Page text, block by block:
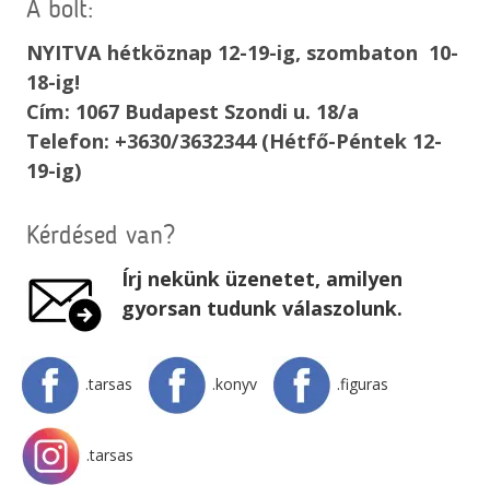
A bolt:
NYITVA hétköznap 12-19-ig, szombaton 10-
18-ig!
Cím: 1067 Budapest Szondi u. 18/a
Telefon: +3630/3632344 (Hétfő-Péntek 12-
19-ig)
Kérdésed van?
Írj nekünk üzenetet, amilyen
gyorsan tudunk válaszolunk.
.tarsas .konyv .figuras
.tarsas